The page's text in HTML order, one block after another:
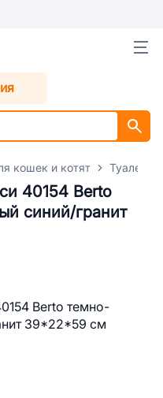
кошек и котят Туалеты
40154 Berto
синий/гранит